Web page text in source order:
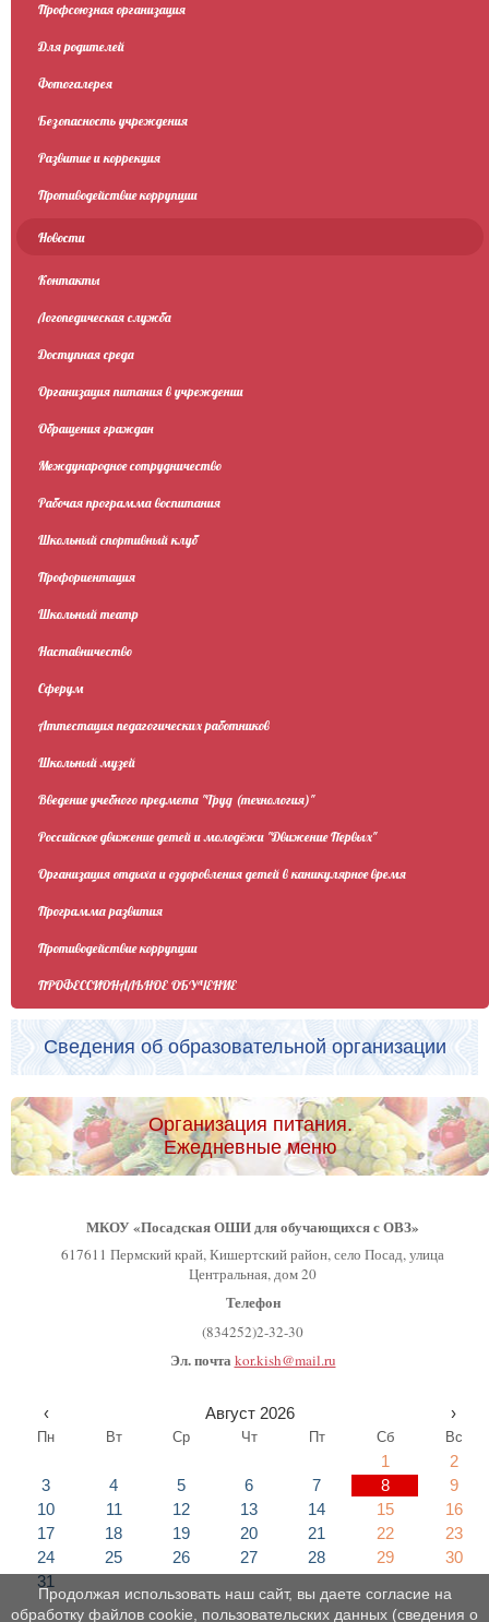
Профсоюзная организация
Для родителей
Фотогалерея
Безопасность учреждения
Развитие и коррекция
Противодействие коррупции
Новости
Контакты
Логопедическая служба
Доступная среда
Организация питания в учреждении
Обращения граждан
Международное сотрудничество
Рабочая программа воспитания
Школьный спортивный клуб
Профориентация
Школьный театр
Наставничество
Сферум
Аттестация педагогических работников
Школьный музей
Введение учебного предмета "Труд (технология)"
Российское движение детей и молодёжи "Движение Первых"
Организация отдыха и оздоровления детей в каникулярное время
Программа развития
Противодействие коррупции
ПРОФЕССИОНАЛЬНОЕ ОБУЧЕНИЕ
Сведения об образовательной организации
Организация питания.
Ежедневные меню
МКОУ «Посадская ОШИ для обучающихся с ОВЗ»
617611 Пермский край, Кишертский район, село Посад, улица
Центральная, дом 20
Телефон
(834252)2-32-30
Эл. почта kor.kish@mail.ru
‹ Август 2026 ›
Пн Вт Ср Чт Пт Сб Вс
1
2
3
4 5 6 7 8
9
10
11 12 13 14 15
16
17
18 19 20 21 22
23
24
25 26 27 28 29
30
31
Продолжая использовать наш сайт, вы даете согласие на
обработку файлов cookie, пользовательских данных (сведения о